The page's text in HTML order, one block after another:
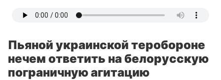
Пьяной украинской теробороне
нечем ответить на белорусскую
пограничную агитацию